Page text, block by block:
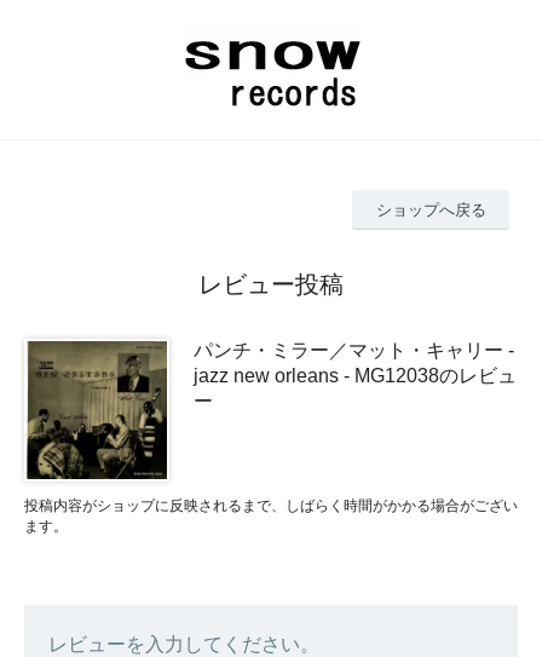
ショップへ戻る
レビュー投稿
パンチ・ミラー／マット・キャリー -
jazz new orleans - MG12038のレビュ
ー
投稿内容がショップに反映されるまで、しばらく時間がかかる場合がござい
ます。
レビューを入力してください。